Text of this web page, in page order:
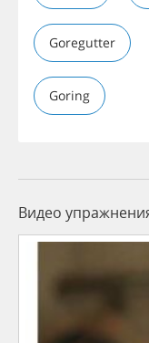
Goregutter
Goring
Видео